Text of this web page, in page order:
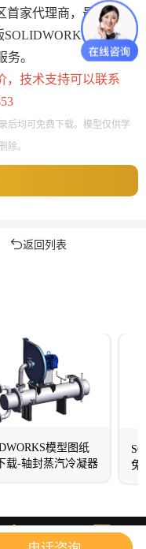
首家代理商，最大经
免费试
。
，技术支持可以联系
后均可免费下载。模型仅供学
除。
返回列表
模型图纸
载-轴封蒸汽冷凝器
免